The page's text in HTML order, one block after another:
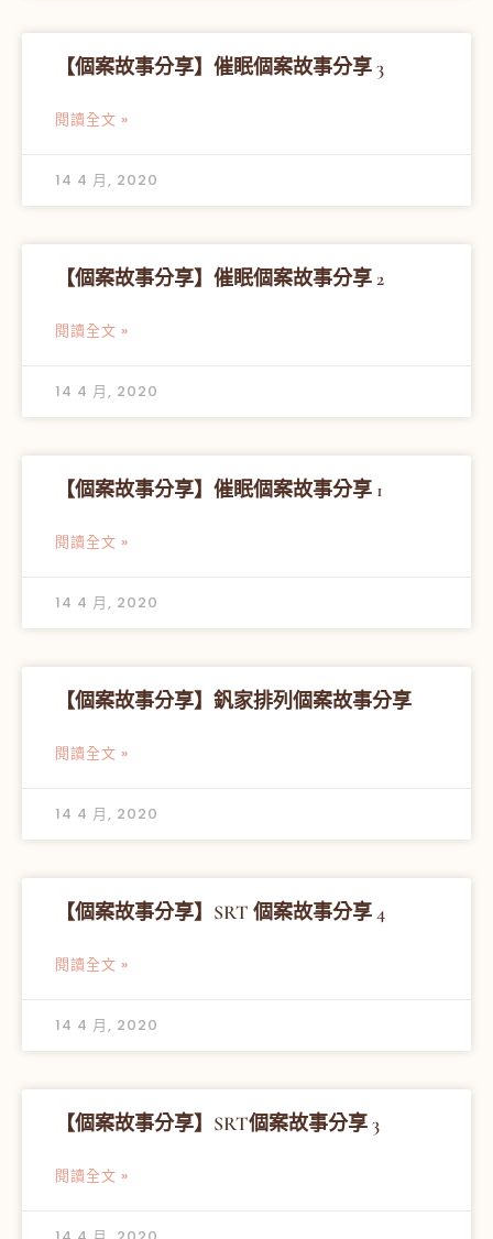
【個案故事分享】催眠個案故事分享 3
閱讀全文 »
14 4 月, 2020
【個案故事分享】催眠個案故事分享 2
閱讀全文 »
14 4 月, 2020
【個案故事分享】催眠個案故事分享 1
閱讀全文 »
14 4 月, 2020
【個案故事分享】釩家排列個案故事分享
閱讀全文 »
14 4 月, 2020
【個案故事分享】SRT 個案故事分享 4
閱讀全文 »
14 4 月, 2020
【個案故事分享】SRT個案故事分享 3
閱讀全文 »